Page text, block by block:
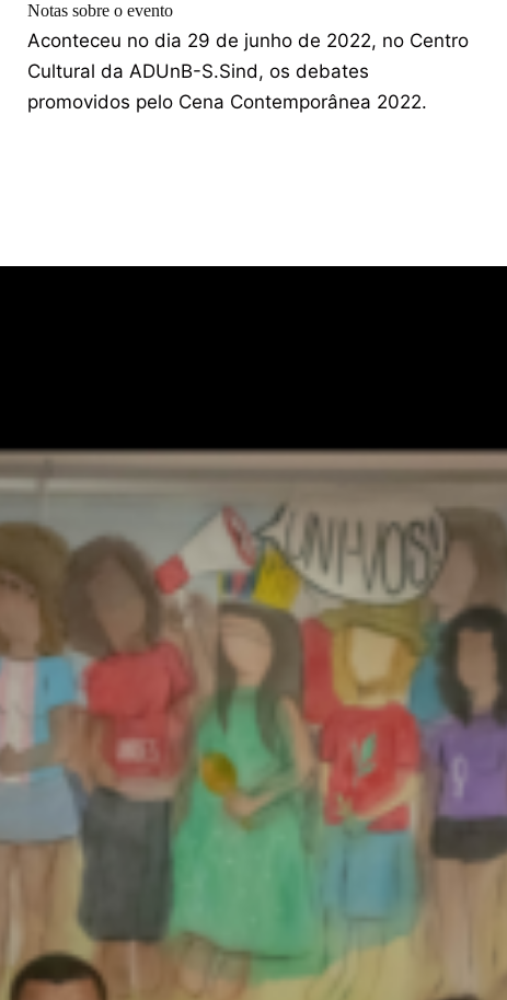
Notas sobre o evento
Aconteceu no dia 29 de junho de 2022, no Centro
Cultural da ADUnB-S.Sind, os debates
promovidos pelo Cena Contemporânea 2022.